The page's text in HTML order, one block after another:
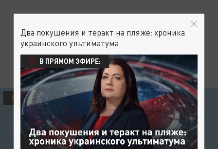
НАУКА
Два покушения и теракт на пляже: хроника
украинского ультиматума
В ПРЯМОМ ЭФИРЕ: